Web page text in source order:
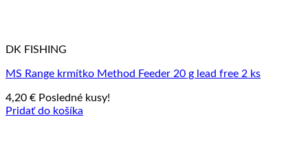
DK FISHING
MS Range krmítko Method Feeder 20 g lead free 2 ks
4,20 € Posledné kusy!
Pridať do košíka